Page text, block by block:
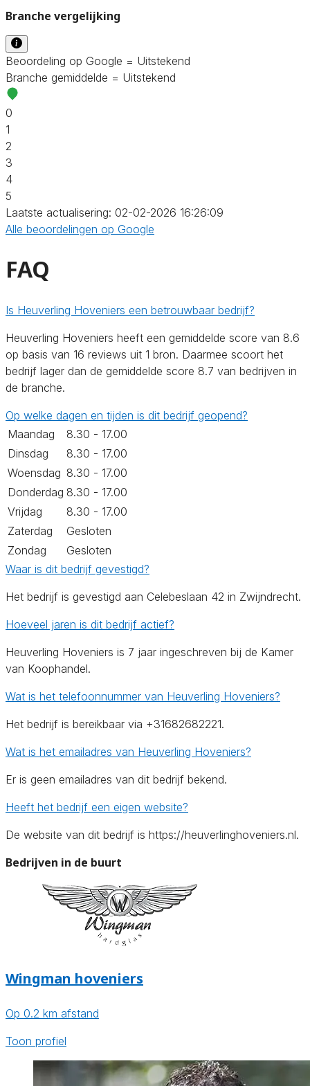
Branche vergelijking
Beoordeling op Google = Uitstekend
Branche gemiddelde = Uitstekend
0
1
2
3
4
5
Laatste actualisering: 02-02-2026 16:26:09
Alle beoordelingen op Google
FAQ
Is Heuverling Hoveniers een betrouwbaar bedrijf?
Heuverling Hoveniers heeft een gemiddelde score van 8.6
op basis van 16 reviews uit 1 bron. Daarmee scoort het
bedrijf lager dan de gemiddelde score 8.7 van bedrijven in
de branche.
Op welke dagen en tijden is dit bedrijf geopend?
Maandag
8.30 - 17.00
Dinsdag
8.30 - 17.00
Woensdag 8.30 - 17.00
Donderdag 8.30 - 17.00
Vrijdag
8.30 - 17.00
Zaterdag
Gesloten
Zondag
Gesloten
Waar is dit bedrijf gevestigd?
Het bedrijf is gevestigd aan Celebeslaan 42 in Zwijndrecht.
Hoeveel jaren is dit bedrijf actief?
Heuverling Hoveniers is 7 jaar ingeschreven bij de Kamer
van Koophandel.
Wat is het telefoonnummer van Heuverling Hoveniers?
Het bedrijf is bereikbaar via +31682682221.
Wat is het emailadres van Heuverling Hoveniers?
Er is geen emailadres van dit bedrijf bekend.
Heeft het bedrijf een eigen website?
De website van dit bedrijf is https://heuverlinghoveniers.nl.
Bedrijven in de buurt
Wingman hoveniers
Op 0.2 km afstand
Toon profiel